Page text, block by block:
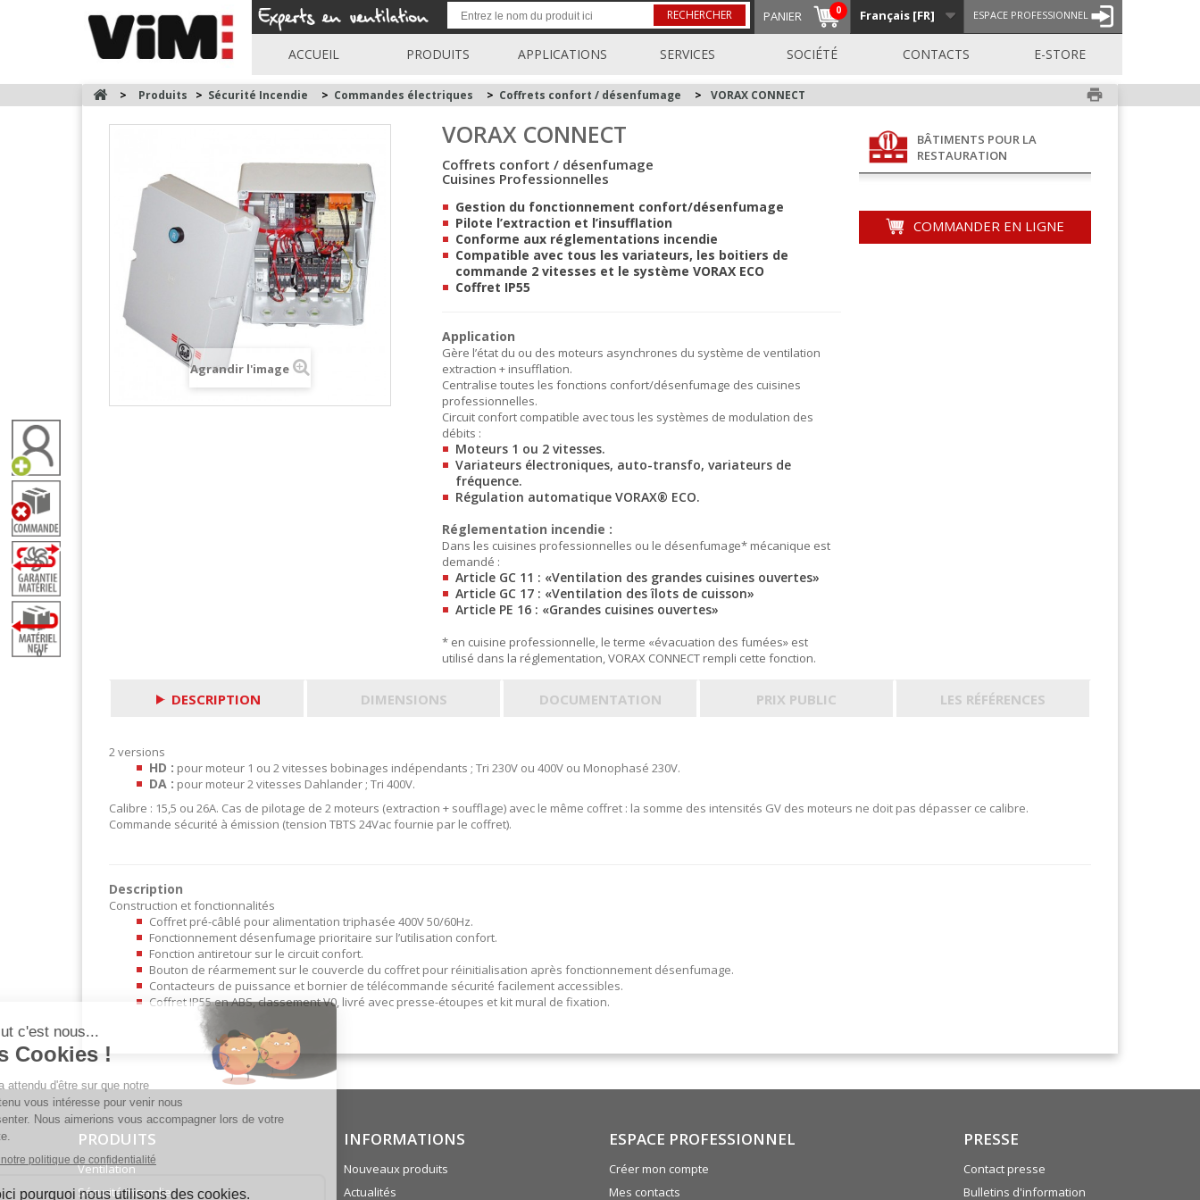
ESPACE PROFESSIONNEL
Français [FR]
PANIER 0
RECHERCHER
ACCUEIL PRODUITS APPLICATIONS SERVICES SOCIÉTÉ CONTACTS E-STORE
0
> Produits > Sécurité Incendie > Commandes électriques > Coffrets confort / désenfumage > VORAX CONNECT print
Agrandir l'image
VORAX CONNECT
Coffrets confort / désenfumage
Cuisines Professionnelles
Gestion du fonctionnement confort/désenfumage
Pilote l’extraction et l’insufflation
Conforme aux réglementations incendie
Compatible avec tous les variateurs, les boitiers de
commande 2 vitesses et le système VORAX ECO
Coffret IP55
Application
Gère l’état du ou des moteurs asynchrones du système de ventilation
extraction + insufflation.
Centralise toutes les fonctions confort/désenfumage des cuisines
professionnelles.
Circuit confort compatible avec tous les systèmes de modulation des
débits :
Moteurs 1 ou 2 vitesses.
Variateurs électroniques, auto-transfo, variateurs de
fréquence.
Régulation automatique VORAX® ECO.
Réglementation incendie :
Dans les cuisines professionnelles ou le désenfumage* mécanique est
demandé :
Article GC 11 : «Ventilation des grandes cuisines ouvertes»
Article GC 17 : «Ventilation des îlots de cuisson»
Article PE 16 : «Grandes cuisines ouvertes»
* en cuisine professionnelle, le terme «évacuation des fumées» est
utilisé dans la réglementation, VORAX CONNECT rempli cette fonction.
BÂTIMENTS POUR LA
RESTAURATION
COMMANDER EN LIGNE
DESCRIPTION DIMENSIONS DOCUMENTATION PRIX PUBLIC LES RÉFÉRENCES
2 versions
HD : pour moteur 1 ou 2 vitesses bobinages indépendants ; Tri 230V ou 400V ou Monophasé 230V.
DA : pour moteur 2 vitesses Dahlander ; Tri 400V.
Calibre : 15,5 ou 26A. Cas de pilotage de 2 moteurs (extraction + soufflage) avec le même coffret : la somme des intensités GV des moteurs ne doit pas dépasser ce calibre.
Commande sécurité à émission (tension TBTS 24Vac fournie par le coffret).
Description
Construction et fonctionnalités
Coffret pré-câblé pour alimentation triphasée 400V 50/60Hz.
Fonctionnement désenfumage prioritaire sur l’utilisation confort.
Fonction antiretour sur le circuit confort.
Bouton de réarmement sur le couvercle du coffret pour réinitialisation après fonctionnement désenfumage.
Contacteurs de puissance et bornier de télécommande sécurité facilement accessibles.
Coffret IP55 en ABS, classement V0, livré avec presse-étoupes et kit mural de fixation.
PRODUITS
Ventilation
Sécurité incendie
INFORMATIONS
Nouveaux produits
Actualités
ESPACE PROFESSIONNEL
Créer mon compte
Mes contacts
PRESSE
Contact presse
Bulletins d'information